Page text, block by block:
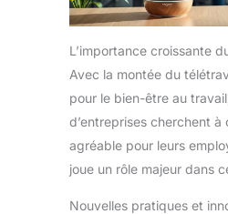
L’importance croissante
Avec la montée du
pour le bien-être au
d’entreprises cherchent
agréable pour leurs
joue un rôle majeur dans
Nouvelles pratiques et